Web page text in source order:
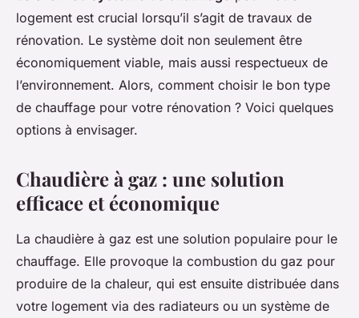
logement est crucial lorsqu’il s’agit de travaux de
rénovation. Le système doit non seulement être
économiquement viable, mais aussi respectueux de
l’environnement. Alors, comment choisir le bon type
de chauffage pour votre rénovation ? Voici quelques
options à envisager.
Chaudière à gaz : une solution
efficace et économique
La chaudière à gaz est une solution populaire pour le
chauffage. Elle provoque la combustion du gaz pour
produire de la chaleur, qui est ensuite distribuée dans
votre logement via des radiateurs ou un système de